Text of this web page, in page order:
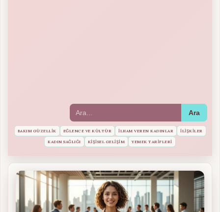
BAKIM GÜZELLIK EĞLENCE VE KÜLTÜR İLHAM VEREN KADINLAR İLIŞKILER
KADIN SAĞLIĞI KIŞISEL GELIŞIM YEMEK TARIFLERI
Ara